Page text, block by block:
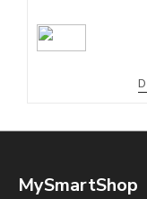
MySmartShop